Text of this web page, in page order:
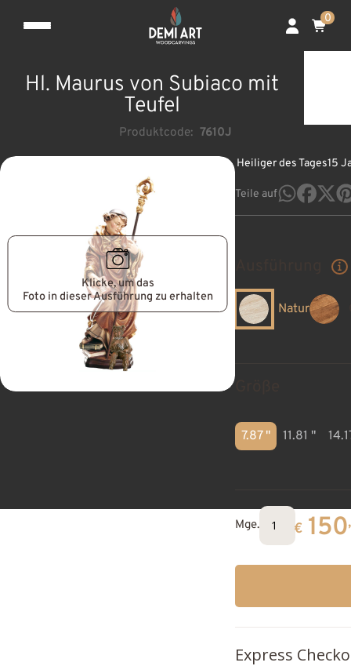
0
Hl. Maurus von Subiaco mit
Teufel
Produktcode: 7610J
Klicke, um das
Foto in dieser Ausführung zu erhalten
Heiliger des Tages15
Teile auf
Natur
7.87 " 11.81 "
Mge. € 150
Express